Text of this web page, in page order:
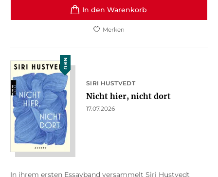
In den Warenkorb
Merken
NEU
SIRI HUSTVEDT
Nicht hier, nicht dort
17.07.2026
In ihrem ersten Essayband versammelt Siri Hustvedt